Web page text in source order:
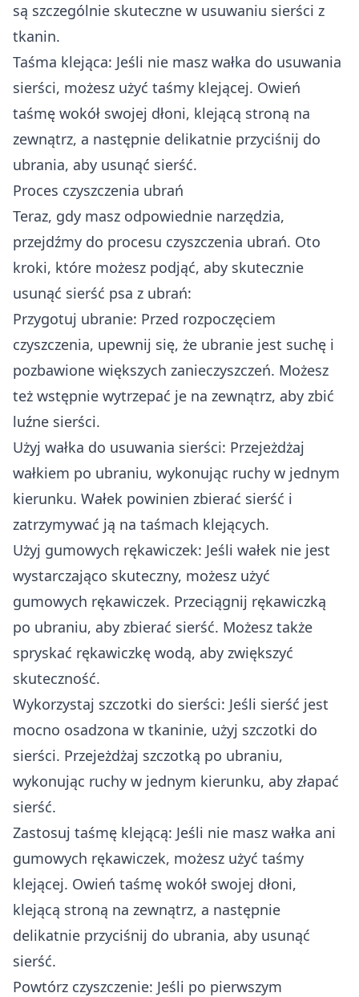
są szczególnie skuteczne w usuwaniu sierści z
tkanin.
Taśma klejąca: Jeśli nie masz wałka do usuwania
sierści, możesz użyć taśmy klejącej. Owień
taśmę wokół swojej dłoni, klejącą stroną na
zewnątrz, a następnie delikatnie przyciśnij do
ubrania, aby usunąć sierść.
Proces czyszczenia ubrań
Teraz, gdy masz odpowiednie narzędzia,
przejdźmy do procesu czyszczenia ubrań. Oto
kroki, które możesz podjąć, aby skutecznie
usunąć sierść psa z ubrań:
Przygotuj ubranie: Przed rozpoczęciem
czyszczenia, upewnij się, że ubranie jest suchę i
pozbawione większych zanieczyszczeń. Możesz
też wstępnie wytrzepać je na zewnątrz, aby zbić
luźne sierści.
Użyj wałka do usuwania sierści: Przejeżdżaj
wałkiem po ubraniu, wykonując ruchy w jednym
kierunku. Wałek powinien zbierać sierść i
zatrzymywać ją na taśmach klejących.
Użyj gumowych rękawiczek: Jeśli wałek nie jest
wystarczająco skuteczny, możesz użyć
gumowych rękawiczek. Przeciągnij rękawiczką
po ubraniu, aby zbierać sierść. Możesz także
spryskać rękawiczkę wodą, aby zwiększyć
skuteczność.
Wykorzystaj szczotki do sierści: Jeśli sierść jest
mocno osadzona w tkaninie, użyj szczotki do
sierści. Przejeżdżaj szczotką po ubraniu,
wykonując ruchy w jednym kierunku, aby złapać
sierść.
Zastosuj taśmę klejącą: Jeśli nie masz wałka ani
gumowych rękawiczek, możesz użyć taśmy
klejącej. Owień taśmę wokół swojej dłoni,
klejącą stroną na zewnątrz, a następnie
delikatnie przyciśnij do ubrania, aby usunąć
sierść.
Powtórz czyszczenie: Jeśli po pierwszym